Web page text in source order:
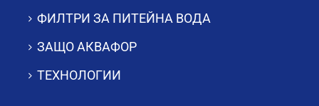
ФИЛТРИ ЗА ПИТЕЙНА ВОДА
ЗАЩО АКВАФОР
ТЕХНОЛОГИИ